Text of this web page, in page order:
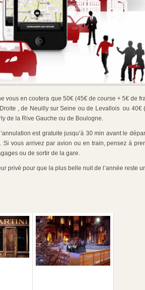
vous en coutera que 50€ (45€ de course + 5€ de
, de Neuilly sur Seine ou de Levallois ou 40€
de la Rive Gauche ou de Boulogne.
est gratuite jusqu’à 30 min avant le
Si vous arrivez par avion ou en train, pensez à
ou de sortir de la gare.
privé pour que la plus belle nuit de l’année reste